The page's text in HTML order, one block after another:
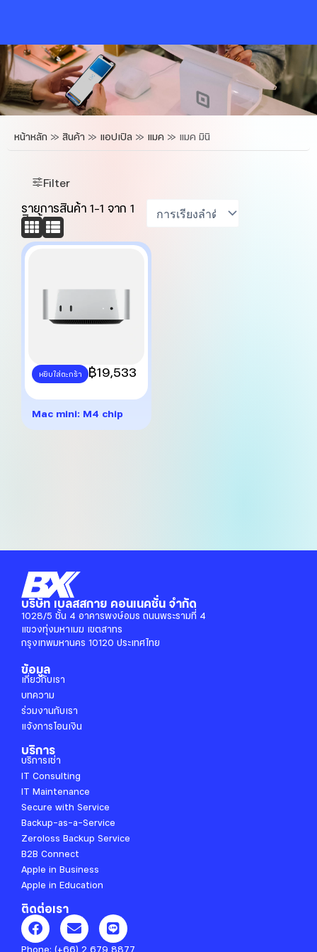
หน้าหลัก » สินค้า » แอปเปิล » แมค » แมค มินิ
Filter
รายการสินค้า 1-1 จาก 1
สินค้า
หยิบใส่ตะกร้า
This
has
multiple
variants.
฿19,533
Mac mini: M4 chip
บริษัท เบลสสกาย คอนเนคชั่น จำกัด
1028/5 ชั้น 4 อาคารพงษ์อมร ถนนพระรามที่ 4
แขวงทุ่งมหาเมฆ เขตสาทร
กรุงเทพมหานคร 10120 ประเทศไทย
ข้อมูล
เกี่ยวกับเรา
บทความ
ร่วมงานกับเรา
แจ้งการโอนเงิน
บริการ
บริการเช่า
IT Consulting
IT Maintenance
Secure with Service
Backup-as-a-Service
Zeroloss Backup Service
B2B Connect
Apple in Business
Apple in Education
ติดต่อเรา
F
a
E
n
L
i
Phone: (+66) 2 679 8877